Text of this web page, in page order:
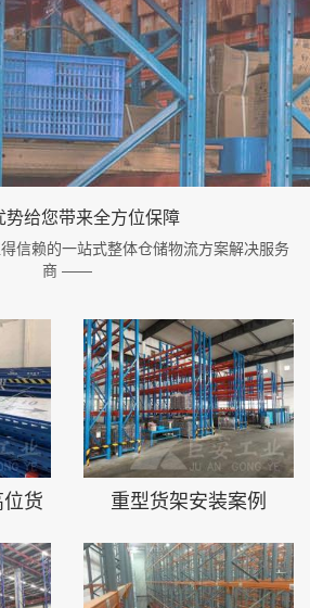
势给您带来全方位保障
信赖的一站式整体仓储物流方案解决服务
商 ——
货
重型货架安装案例